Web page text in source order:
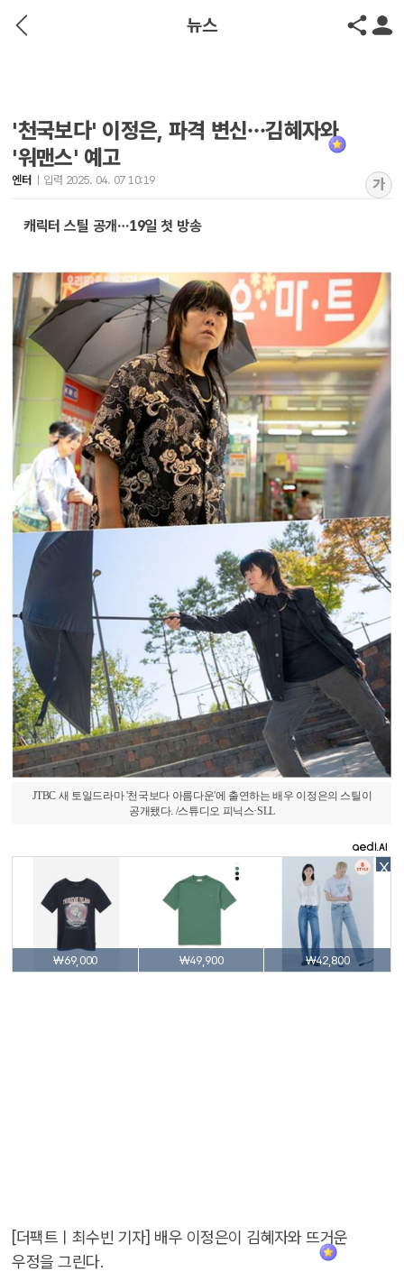
뉴스
'천국보다' 이정은, 파격 변신…김혜자와
'워맨스' 예고
엔터 입력 2025. 04. 07 10:19 가
캐릭터 스틸 공개…19일 첫 방송
JTBC 새 토일드라마 '천국보다 아름다운'에 출연하는 배우 이정은의 스틸이
공개됐다. /스튜디오 피닉스·SLL
X
₩69,000 ₩49,900 ₩42,800
[더팩트ㅣ최수빈 기자] 배우 이정은이 김혜자와 뜨거운
우정을 그린다.